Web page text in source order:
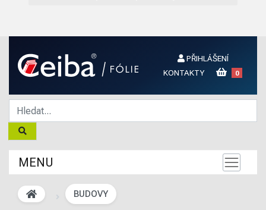
PŘIHLÁŠENÍ
KONTAKTY
0
MENU
BUDOVY